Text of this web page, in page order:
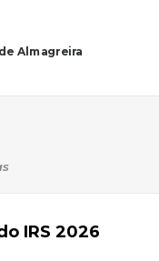
Almagreira
IRS 2026